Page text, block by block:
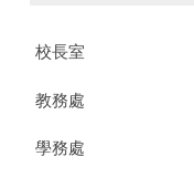
校長室
教務處
學務處